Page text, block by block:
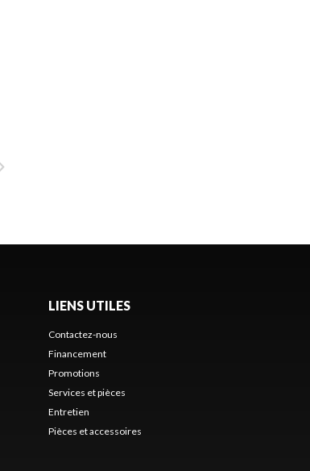
LIENS UTILES
Contactez-nous
Financement
Promotions
Services et pièces
Entretien
Pièces et accessoires